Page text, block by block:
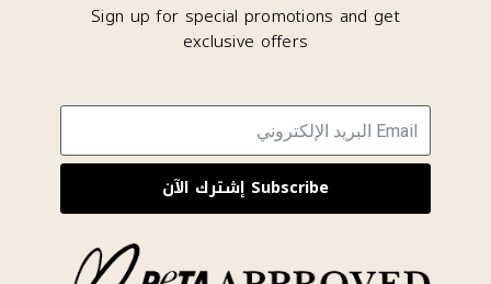
Sign up for special promotions and get
exclusive offers
Subscribe إشترك الآن